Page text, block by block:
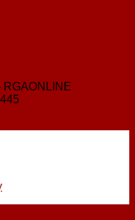
RGAONLINE